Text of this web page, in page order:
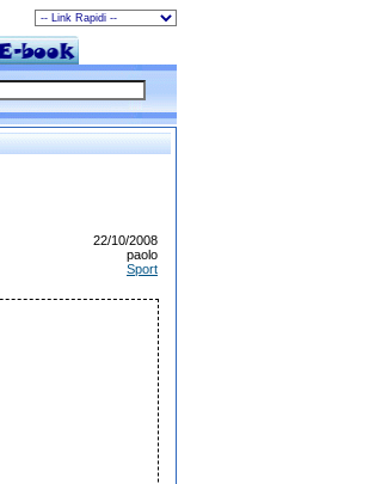
22/10/2008
paolo
Sport